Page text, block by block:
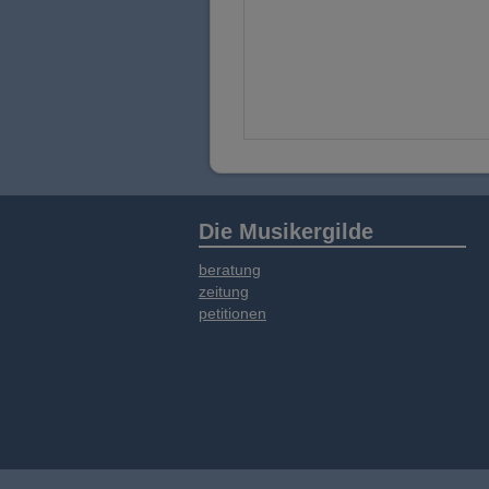
Die Musikergilde
beratung
zeitung
petitionen